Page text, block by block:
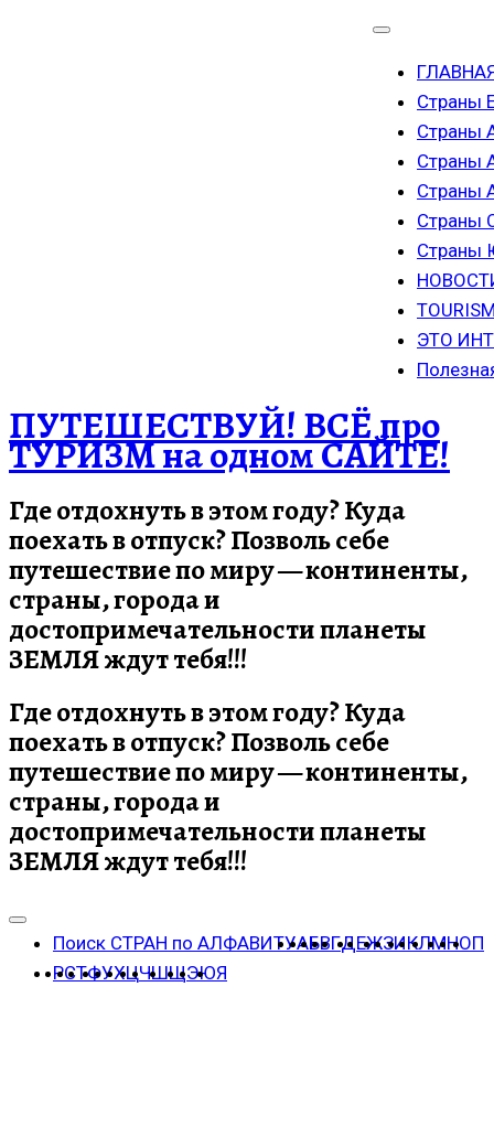
Страны
Страны
Страны
Страны
Страны
Страны
ЭТО
ПУТЕШЕСТВУЙ! ВСЁ про
ТУРИЗМ на одном САЙТЕ!
Где отдохнуть в этом году? Куда
поехать в отпуск? Позволь себе
путешествие по миру — континенты,
страны, города и
достопримечательности планеты
ЗЕМЛЯ ждут тебя!!!
Где отдохнуть в этом году? Куда
поехать в отпуск? Позволь себе
путешествие по миру — континенты,
страны, города и
достопримечательности планеты
ЗЕМЛЯ ждут тебя!!!
Поиск СТРАН по АЛФАВИТУАБВГДЕЖЗИКЛМНОП
РСТФУХЦЧШЩЭЮЯ